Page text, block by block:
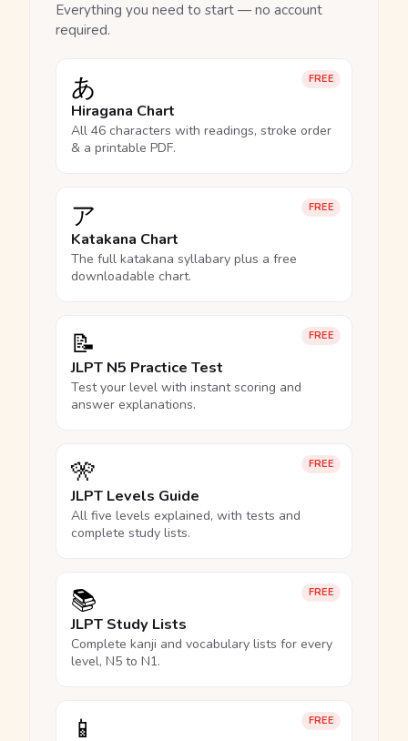
Everything you need to start — no account
required.
FREE
あ
Hiragana Chart
All 46 characters with readings, stroke order
& a printable PDF.
FREE
ア
Katakana Chart
The full katakana syllabary plus a free
downloadable chart.
FREE
📝
JLPT N5 Practice Test
Test your level with instant scoring and
answer explanations.
FREE
🎌
JLPT Levels Guide
All five levels explained, with tests and
complete study lists.
FREE
📚
JLPT Study Lists
Complete kanji and vocabulary lists for every
level, N5 to N1.
FREE
📱